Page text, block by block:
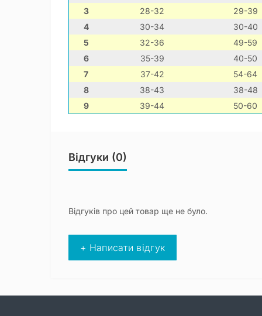
3
28-32
29-39
4
30-34
30-40
5
32-36
49-59
6
35-39
40-50
7
37-42
54-64
8
38-43
38-48
9
39-44 50-60
Відгуки (0)
Відгуків про цей товар ще не було.
+ Написати відгук